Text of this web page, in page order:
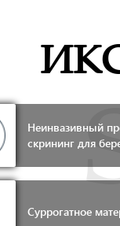
Неинвазивный
скрининг для
Суррогатное